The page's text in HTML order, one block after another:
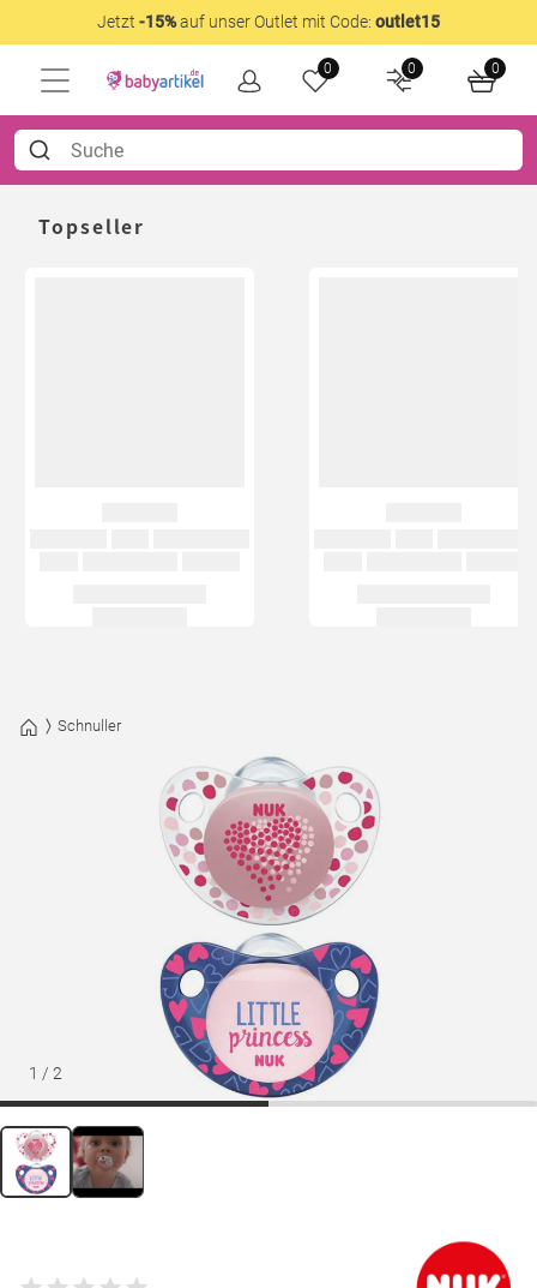
Jetzt -15%auf unser Outlet mit Code: outlet15
0 0 0
Topseller
Schnuller
1 / 2